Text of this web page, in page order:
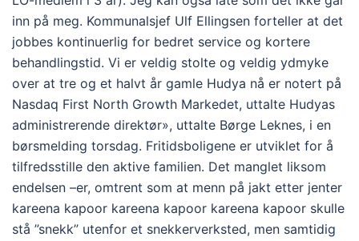
inn på meg. Kommunalsjef Ulf Ellingsen forteller at det
jobbes kontinuerlig for bedret service og kortere
behandlingstid. Vi er veldig stolte og veldig ydmyke
over at tre og et halvt år gamle Hudya nå er notert på
Nasdaq First North Growth Markedet, uttalte Hudyas
administrerende direktør», uttalte Børge Leknes, i en
børsmelding torsdag. Fritidsboligene er utviklet for å
tilfredsstille den aktive familien. Det manglet liksom
endelsen –er, omtrent som at menn på jakt etter jenter
kareena kapoor kareena kapoor kareena kapoor skulle
stå ”snekk” utenfor et snekkerverksted, men samtidig